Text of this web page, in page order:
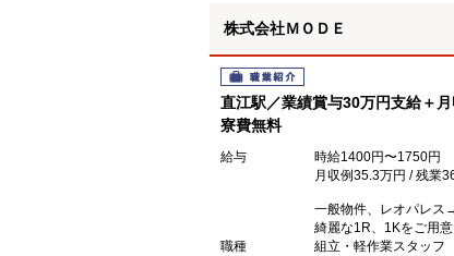
株式会社ＭＯＤＥ
職業紹介
直江駅／業績賞与30万円支給＋
寮費無料
給与
時給1400円〜1750円
月収例35.3万円 / 残業
一般物件、レオパレ
綺麗な1R、1Kをご用
職種
組立・軽作業スタッフ